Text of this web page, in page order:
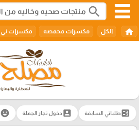
search
home الكل مكسرات محمصه مكسرات ني
ballotطلباتي السابقة account_box دخول تجار الجملة emoji_emotions